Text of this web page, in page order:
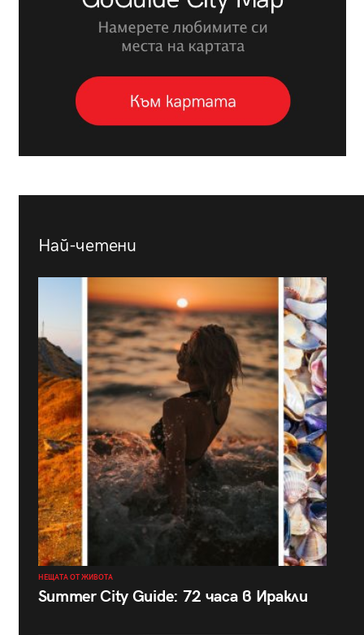
Най-четени
НЕЩАТА ОТ ЖИВОТА
Summer City Guide: 72 часа в Иракли